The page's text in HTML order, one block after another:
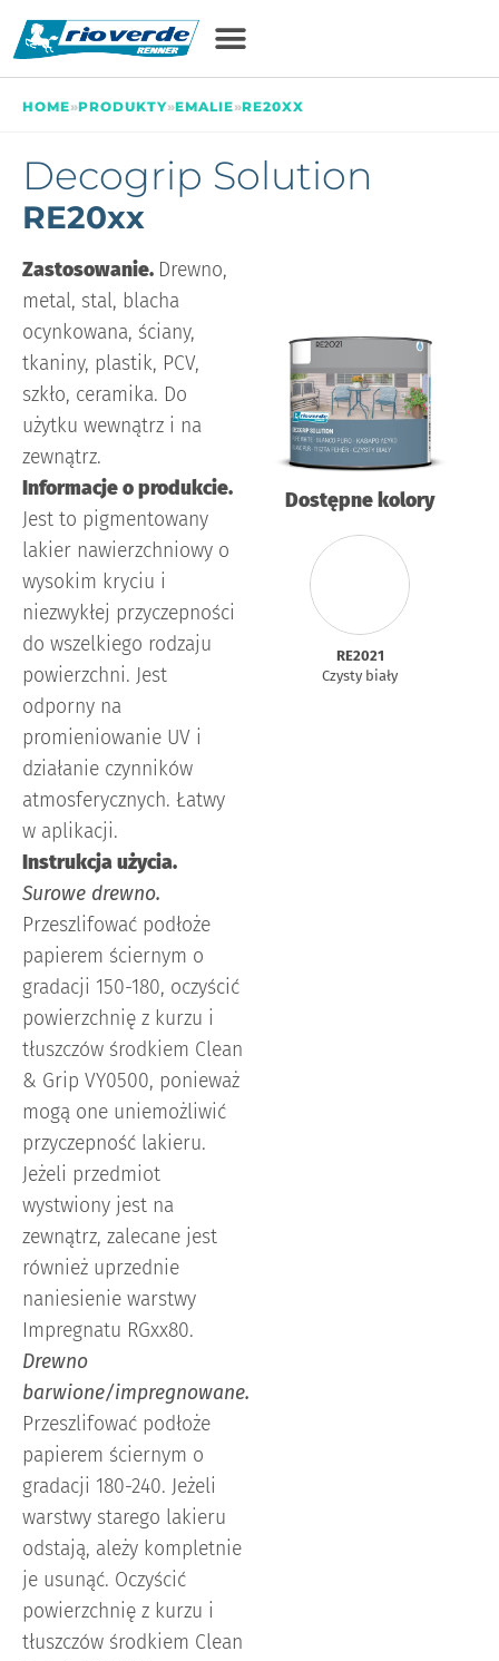
HOME»PRODUKTY»EMALIE»RE20XX
Decogrip Solution
RE20xx
Zastosowanie. Drewno,
metal, stal, blacha
ocynkowana, ściany,
tkaniny, plastik, PCV,
szkło, ceramika. Do
użytku wewnątrz i na
zewnątrz.
Informacje o produkcie.
Jest to pigmentowany
lakier nawierzchniowy o
wysokim kryciu i
niezwykłej przyczepności
do wszelkiego rodzaju
powierzchni. Jest
odporny na
promieniowanie UV i
działanie czynników
atmosferycznych. Łatwy
w aplikacji.
Instrukcja użycia.
Surowe drewno.
Przeszlifować podłoże
papierem ściernym o
gradacji 150-180, oczyścić
powierzchnię z kurzu i
tłuszczów środkiem Clean
& Grip VY0500, ponieważ
mogą one uniemożliwić
przyczepność lakieru.
Jeżeli przedmiot
wystwiony jest na
zewnątrz, zalecane jest
również uprzednie
naniesienie warstwy
Impregnatu RGxx80.
Drewno
barwione/impregnowane.
Przeszlifować podłoże
papierem ściernym o
gradacji 180-240. Jeżeli
warstwy starego lakieru
odstają, ależy kompletnie
je usunąć. Oczyścić
powierzchnię z kurzu i
tłuszczów środkiem Clean
Dostępne kolory
RE2021
Czysty biały